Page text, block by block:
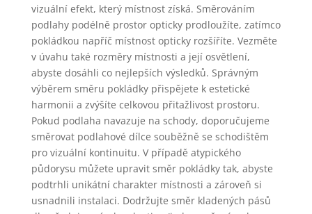
vizuální efekt, který místnost získá. Směrováním
podlahy podélně prostor opticky prodloužíte, zatímco
pokládkou napříč místnost opticky rozšíříte. Vezměte
v úvahu také rozměry místnosti a její osvětlení,
abyste dosáhli co nejlepších výsledků. Správným
výběrem směru pokládky přispějete k estetické
harmonii a zvýšíte celkovou přitažlivost prostoru.
Pokud podlaha navazuje na schody, doporučujeme
směrovat podlahové dílce souběžně se schodištěm
pro vizuální kontinuitu. V případě atypického
půdorysu můžete upravit směr pokládky tak, abyste
podtrhli unikátní charakter místnosti a zároveň si
usnadnili instalaci. Dodržujte směr kladených pásů